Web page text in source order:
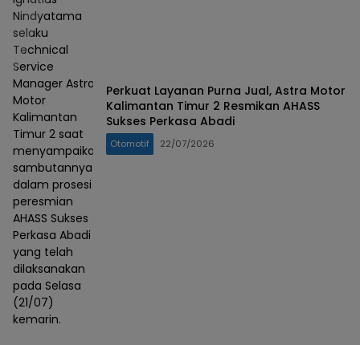
Nindyatama
selaku
Technical
Service
Manager Astra
Motor
Kalimantan
Timur 2 saat
menyampaikan
sambutannya
dalam prosesi
peresmian
AHASS Sukses
Perkasa Abadi
yang telah
dilaksanakan
pada Selasa
(21/07)
kemarin.
Perkuat Layanan Purna Jual, Astra Motor
Kalimantan Timur 2 Resmikan AHASS
Sukses Perkasa Abadi
Otomotif 22/07/2026